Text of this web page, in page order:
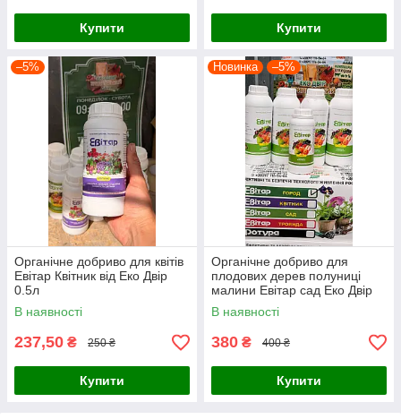
Купити Купити
–5%
Органічне добриво для квітів
Евітар Квітник від Еко Двір
0.5л
В наявності
237,50 ₴ 250 ₴
Купити
Новинка –5%
Органічне добриво для
плодових дерев полуниці
малини Евітар сад Еко Двір
1л
В наявності
380 ₴ 400 ₴
Купити